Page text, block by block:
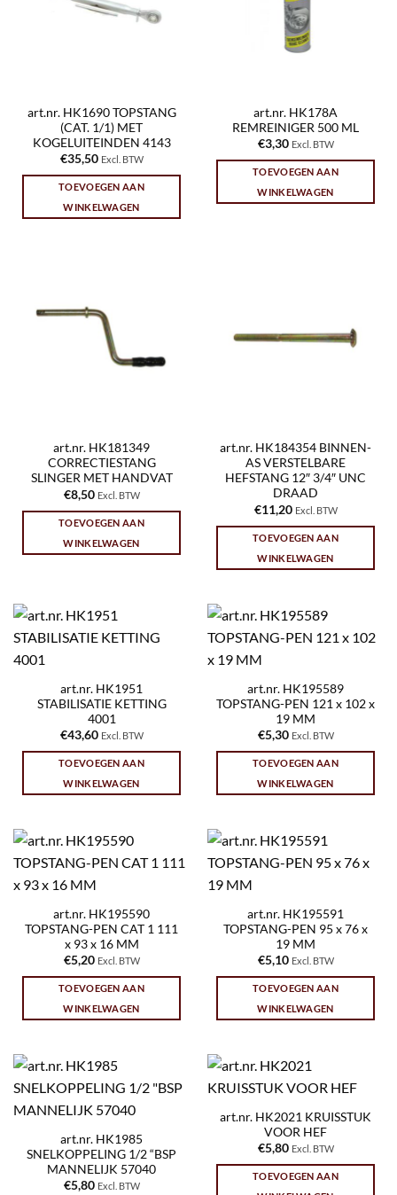
art.nr. HK1690 TOPSTANG
(CAT. 1/1) MET
KOGELUITEINDEN 4143
€35,50 Excl. BTW
TOEVOEGEN AAN
WINKELWAGEN
art.nr. HK178A
REMREINIGER 500 ML
€3,30 Excl. BTW
TOEVOEGEN AAN
WINKELWAGEN
art.nr. HK181349
CORRECTIESTANG
SLINGER MET HANDVAT
€8,50 Excl. BTW
TOEVOEGEN AAN
WINKELWAGEN
art.nr. HK184354 BINNEN-
AS VERSTELBARE
HEFSTANG 12″ 3/4″ UNC
DRAAD
€11,20 Excl. BTW
TOEVOEGEN AAN
WINKELWAGEN
art.nr. HK1951
STABILISATIE KETTING
4001
€43,60 Excl. BTW
TOEVOEGEN AAN
WINKELWAGEN
art.nr. HK195589
TOPSTANG-PEN 121 x 102 x
19 MM
€5,30 Excl. BTW
TOEVOEGEN AAN
WINKELWAGEN
art.nr. HK195590
TOPSTANG-PEN CAT 1 111
x 93 x 16 MM
€5,20 Excl. BTW
TOEVOEGEN AAN
WINKELWAGEN
art.nr. HK195591
TOPSTANG-PEN 95 x 76 x
19 MM
€5,10 Excl. BTW
TOEVOEGEN AAN
WINKELWAGEN
art.nr. HK1985
SNELKOPPELING 1/2 “BSP
MANNELIJK 57040
€5,80 Excl. BTW
art.nr. HK2021 KRUISSTUK
VOOR HEF
€5,80 Excl. BTW
TOEVOEGEN AAN